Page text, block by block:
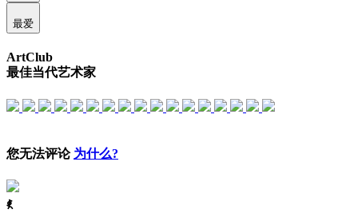
最爱
ArtClub
最佳当代艺术家
您无法评论 为什么?
ꈅ